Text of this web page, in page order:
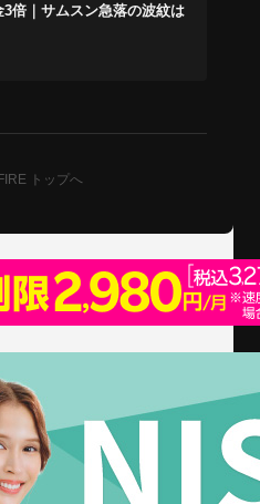
倍｜サムスン急落の波紋は
トップへ